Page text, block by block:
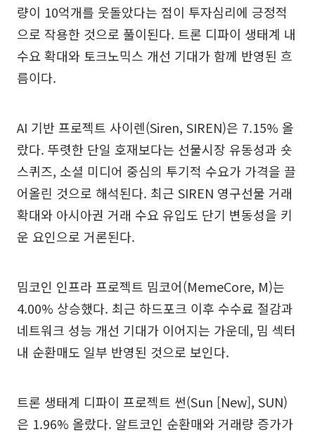
량이 10억개를 웃돌았다는 점이 투자심리에 긍정적
으로 작용한 것으로 풀이된다. 트론 디파이 생태계 내
수요 확대와 토크노믹스 개선 기대가 함께 반영된 흐
름이다.
AI 기반 프로젝트 사이렌(Siren, SIREN)은 7.15% 올
랐다. 뚜렷한 단일 호재보다는 선물시장 유동성과 숏
스퀴즈, 소셜 미디어 중심의 투기적 수요가 가격을 끌
어올린 것으로 해석된다. 최근 SIREN 영구선물 거래
확대와 아시아권 거래 수요 유입도 단기 변동성을 키
운 요인으로 거론된다.
밈코인 인프라 프로젝트 밈코어(MemeCore, M)는
4.00% 상승했다. 최근 하드포크 이후 수수료 절감과
네트워크 성능 개선 기대가 이어지는 가운데, 밈 섹터
내 순환매도 일부 반영된 것으로 보인다.
트론 생태계 디파이 프로젝트 썬(Sun [New], SUN)
은 1.96% 올랐다. 알트코인 순환매와 거래량 증가가